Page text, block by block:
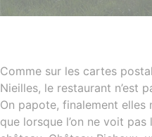
Comme sur les cartes
Nieilles, le restaurant n’est
On papote, finalement elles
que lorsque l’on ne voit